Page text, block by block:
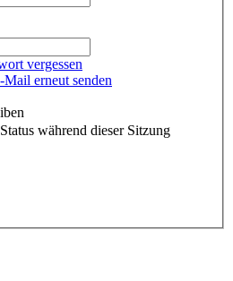
vergessen
erneut senden
während dieser Sitzung